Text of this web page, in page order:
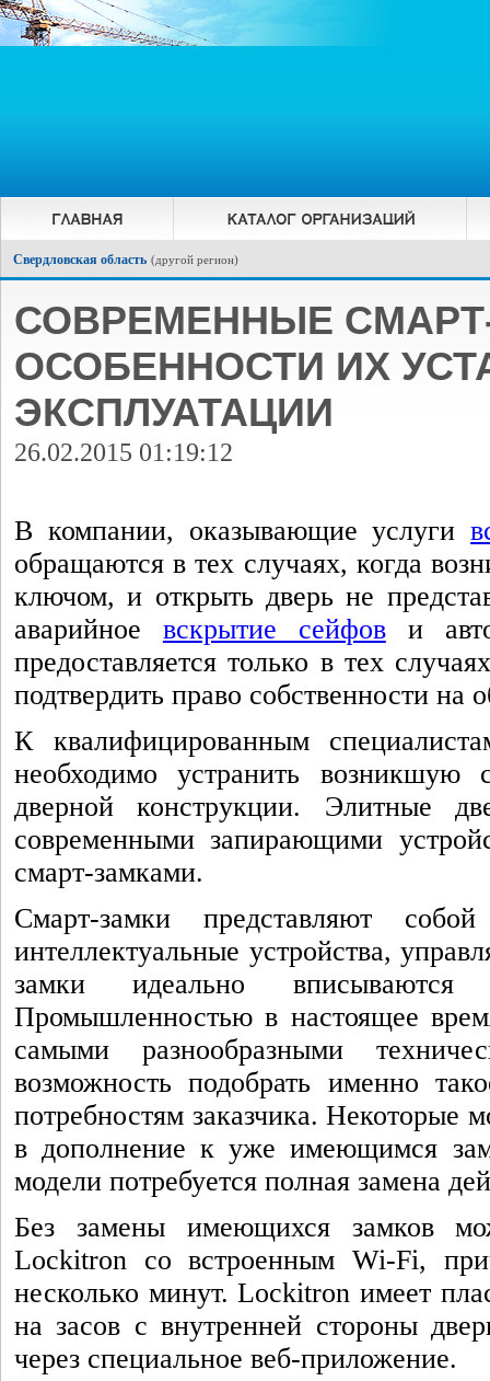
Свердловская область (другой регион)
СОВРЕМЕННЫЕ
ОСОБЕННОСТИ ИХ
ЭКСПЛУАТАЦИИ
26.02.2015 01:19:12
В компании, оказывающие услуги
обращаются в тех случаях, когда
ключом, и открыть дверь не
аварийное вскрытие сейфови
предоставляется только в тех
подтвердить право собственности на
К квалифицированным
необходимо устранить
дверной конструкции. Элитные
современными запирающими
смарт-замками.
Смарт-замки представляют
интеллектуальные устройства,
замки идеально
Промышленностью в настоящее
самыми разнообразными
возможность подобрать именно
потребностям заказчика. Некоторые
в дополнение к уже имеющимся
модели потребуется полная замена
Без замены имеющихся замков
Lockitron со встроенным Wi-Fi,
несколько минут. Lockitron имеет
на засов с внутренней стороны
через специальное веб-приложение.